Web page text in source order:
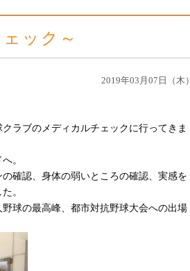
ック～
2019年03月07日（木）
ラブのメディカルチェックに行ってきま
。
確認、身体の弱いところの確認、実感を
。
球の最高峰、都市対抗野球大会への出場